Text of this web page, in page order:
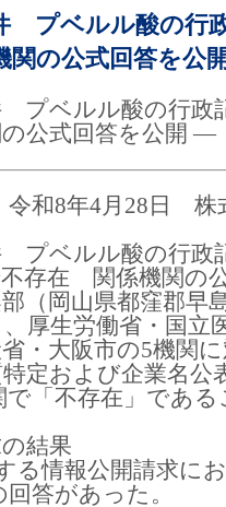
プベルル酸の行
の公式回答を公
プベルル酸の行政
公式回答を公開 ―
和8年4月28日 株
プベルル酸の行政
存在 関係機関の
（岡山県都窪郡早
厚生労働省・国立
・大阪市の5機関
定および企業名公
「不存在」であ
結果
る情報公開請求に
答があった。